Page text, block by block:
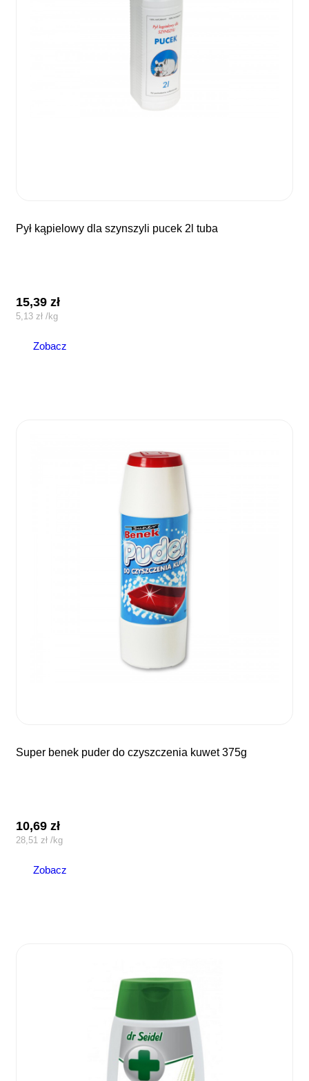
pył kąpielowy dla szynszyli pucek 2l tuba
15,39zł
5,13zł /kg
Zobacz
super benek puder do czyszczenia kuwet 375g
10,69zł
28,51 zł /kg
Zobacz